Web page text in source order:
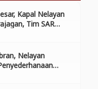
Kapal Nelayan
Tim SAR
Operasi Pencarian
Nelayan